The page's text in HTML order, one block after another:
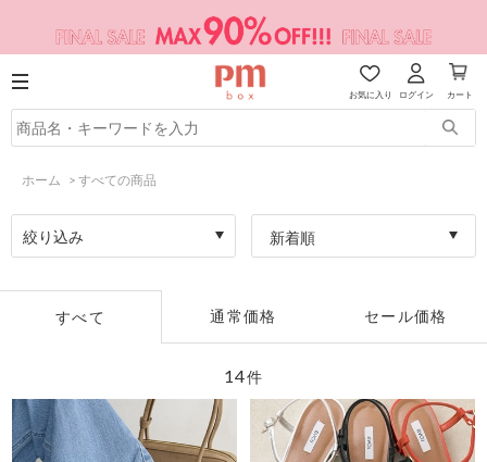
お気に入り ログイン カート
ホーム > すべての商品
絞り込み 新着順
すべて 通常価格 セール価格
14件